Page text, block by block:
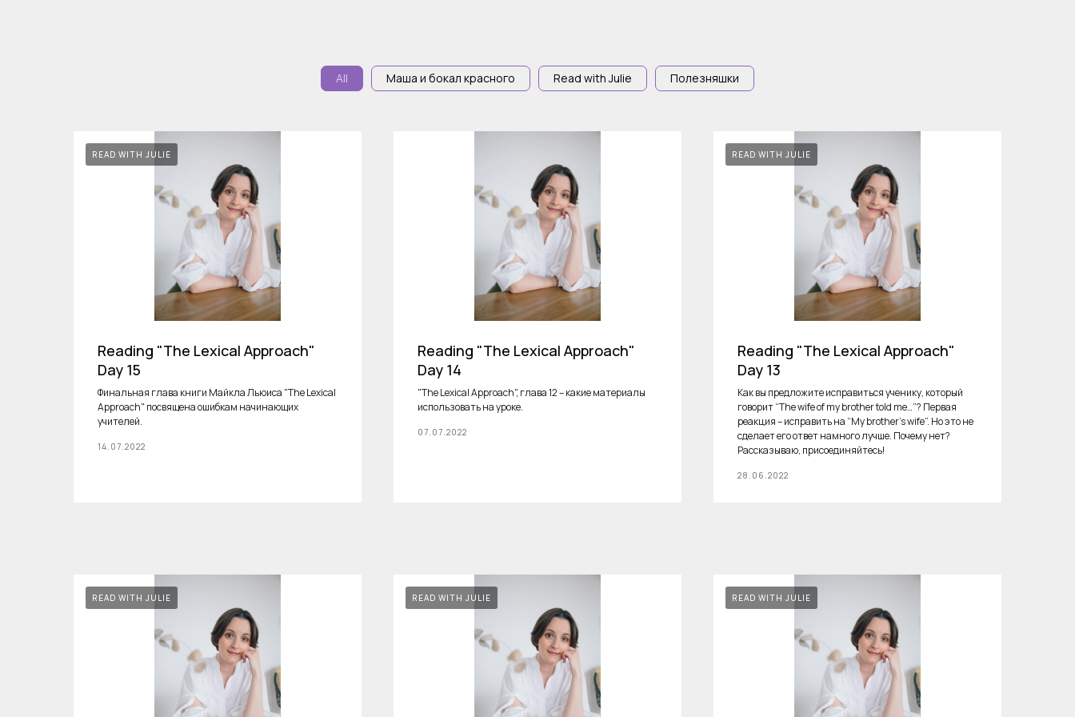
All Маша и бокал красного Read with Julie Полезняшки
READ WITH JULIE
Reading "The Lexical Approach"
Day 15
Финальная глава книги Майкла Льюиса "The Lexical
Approach" посвящена ошибкам начинающих
учителей.
14.07.2022
Reading "The Lexical Approach"
Day 14
"The Lexical Approach", глава 12 – какие материалы
использовать на уроке.
07.07.2022
READ WITH JULIE
Reading "The Lexical Approach"
Day 13
Как вы предложите исправиться ученику, который
говорит “The wife of my brother told me…”? Первая
реакция – исправить на “My brother’s wife”. Но это не
сделает его ответ намного лучше. Почему нет?
Рассказываю, присоединяйтесь!
28.06.2022
READ WITH JULIE READ WITH JULIE READ WITH JULIE